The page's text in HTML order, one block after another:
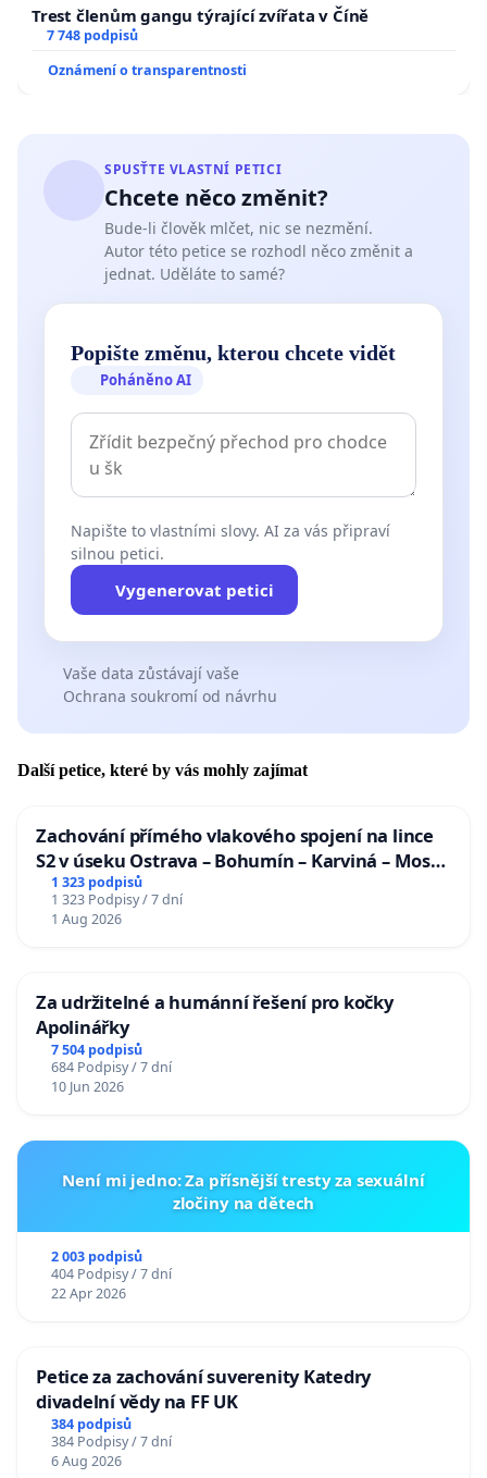
Trest členům gangu týrající zvířata v Číně
7 748 podpisů
Oznámení o transparentnosti
SPUSŤTE VLASTNÍ PETICI
Chcete něco změnit?
Bude-li člověk mlčet, nic se nezmění.
Autor této petice se rozhodl něco změnit a
jednat. Uděláte to samé?
Popište změnu, kterou chcete vidět
Poháněno AI
Napište to vlastními slovy. AI za vás připraví
silnou petici.
Vygenerovat petici
Vaše data zůstávají vaše
Ochrana soukromí od návrhu
Další petice, které by vás mohly zajímat
Zachování přímého vlakového spojení na lince
S2 v úseku Ostrava – Bohumín – Karviná – Mosty
u Jablunkova
1 323 podpisů
1 323 Podpisy / 7 dní
1 Aug 2026
Za udržitelné a humánní řešení pro kočky
Apolinářky
7 504 podpisů
684 Podpisy / 7 dní
10 Jun 2026
Není mi jedno: Za přísnější tresty za sexuální
zločiny na dětech
2 003 podpisů
404 Podpisy / 7 dní
22 Apr 2026
Petice za zachování suverenity Katedry
divadelní vědy na FF UK
384 podpisů
384 Podpisy / 7 dní
6 Aug 2026